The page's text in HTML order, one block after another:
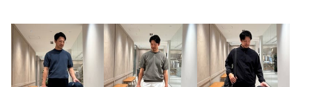
商品番号 6018-6-000000
ニックネーム： あきちゃん
投稿日： 2026年7月29日
購入サイズ：XL
購入カラー：BLACK